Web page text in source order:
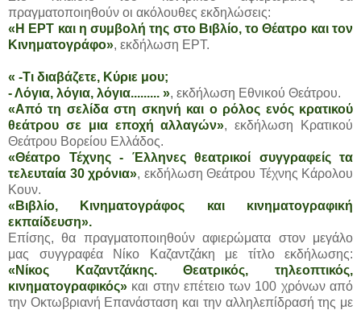
πραγματοποιηθούν οι ακόλουθες εκδηλώσεις:
«Η ΕΡΤ και η συμβολή της στο Βιβλίο, το Θέατρο και τον
Κινηματογράφο», εκδήλωση ΕΡΤ.
« -Τι διαβάζετε, Κύριε μου;
- Λόγια, λόγια, λόγια......... », εκδήλωση Εθνικού Θεάτρου.
«Από τη σελίδα στη σκηνή και ο ρόλος ενός κρατικού
θεάτρου σε μια εποχή αλλαγών», εκδήλωση Κρατικού
Θεάτρου Βορείου Ελλάδος.
«Θέατρο Τέχνης - Έλληνες θεατρικοί συγγραφείς τα
τελευταία 30 χρόνια», εκδήλωση Θεάτρου Τέχνης Κάρολου
Κουν.
«Βιβλίο, Κινηματογράφος και κινηματογραφική
εκπαίδευση».
Επίσης, θα πραγματοποιηθούν αφιερώματα στον μεγάλο
μας συγγραφέα Νίκο Καζαντζάκη με τίτλο εκδήλωσης:
«Νίκος Καζαντζάκης. Θεατρικός, τηλεοπτικός,
κινηματογραφικός» και στην επέτειο των 100 χρόνων από
την Οκτωβριανή Επανάσταση και την αλληλεπίδρασή της με